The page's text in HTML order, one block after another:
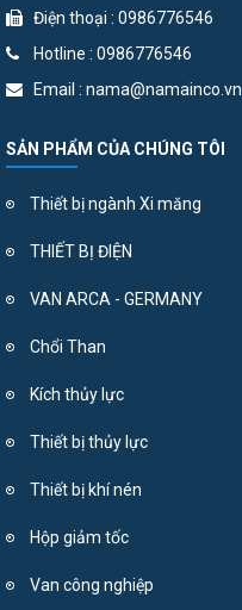
Điện thoại : 0986776546
Hotline : 0986776546
Email : nama@namainco.vn
SẢN PHẨM CỦA CHÚNG TÔI
Thiết bị ngành Xi măng
THIẾT BỊ ĐIỆN
VAN ARCA - GERMANY
Chổi Than
Kích thủy lực
Thiết bị thủy lực
Thiết bị khí nén
Hộp giảm tốc
Van công nghiệp